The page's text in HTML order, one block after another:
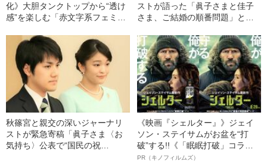
化》大胆タンクトップから“透け
感”を楽しむ「赤文字系フェミニ
グ、レーススカート……
ストが語った「眞子さまと佳子
さま、ご結婚の順番問題」と立
秋篠宮と親交の深いジャーナリ
ストが緊急寄稿「眞子さま〈お
気持ち〉公表で“国民の祝
《映画『シェルター』》ジェイ
ソン・ステイサムがお盆を“打
破”する!!《「眠眠打破」コラ
ボ》
PR（キノフィルムズ）